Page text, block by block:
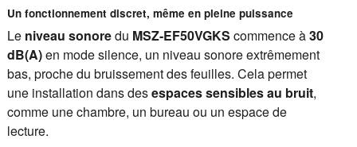
Un fonctionnement discret, même en pleine puissance
Le niveau sonoredu MSZ-EF50VGKS commence à30
dB(A)en mode silence, un niveau sonore extrêmement
bas, proche du bruissement des feuilles. Cela permet
une installation dans desespaces sensibles au bruit,
comme une chambre, un bureau ou un espace de
lecture.